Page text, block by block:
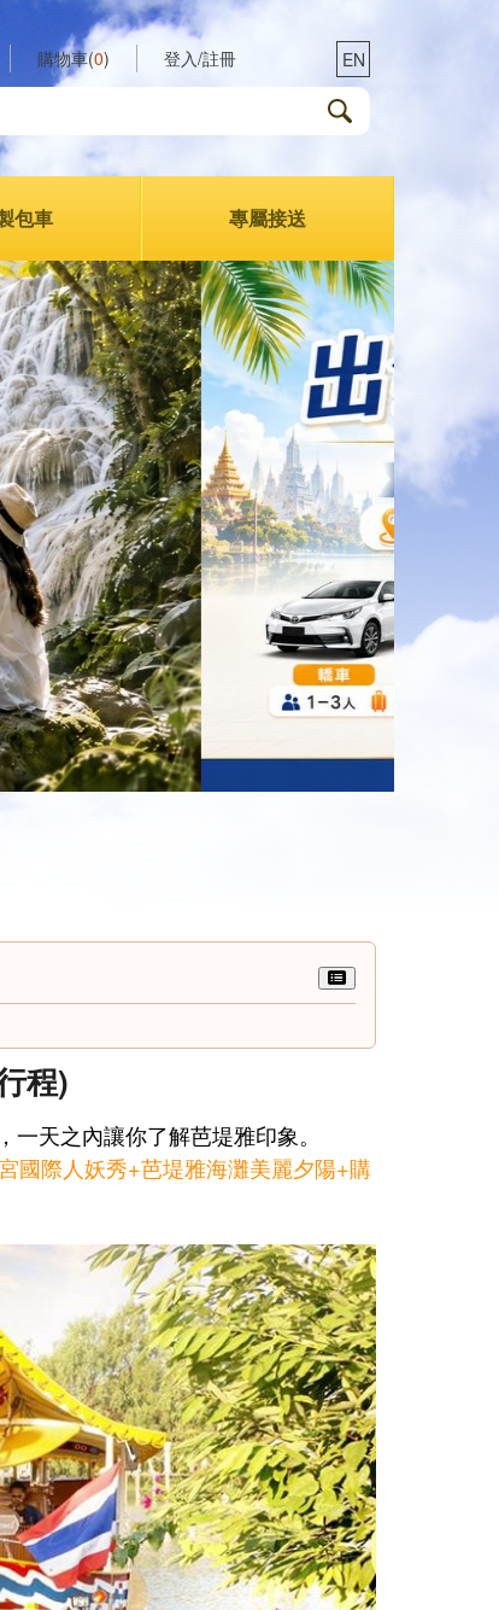
購物車(0) 登入/註冊 EN
包車 專屬接送
程)
天之內讓你了解芭堤雅印象。
國際人妖秀+芭堤雅海灘美麗夕陽+購